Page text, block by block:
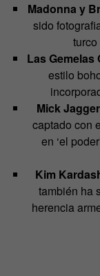
Madonna y
sido
Las Gemelas
estilo
Mick
captado con
en ‘el
Kim
también ha
herencia